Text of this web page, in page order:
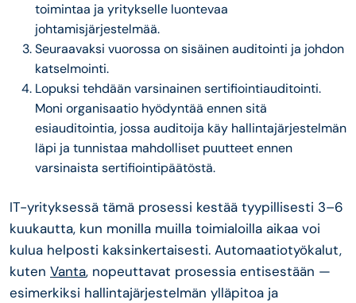
toimintaa ja yritykselle luontevaa
johtamisjärjestelmää.
Seuraavaksi vuorossa on sisäinen auditointi ja johdon
katselmointi.
Lopuksi tehdään varsinainen sertifiointiauditointi.
Moni organisaatio hyödyntää ennen sitä
esiauditointia, jossa auditoija käy hallintajärjestelmän
läpi ja tunnistaa mahdolliset puutteet ennen
varsinaista sertifiointipäätöstä.
IT-yrityksessä tämä prosessi kestää tyypillisesti 3–6
kuukautta, kun monilla muilla toimialoilla aikaa voi
kulua helposti kaksinkertaisesti. Automaatiotyökalut,
kuten Vanta, nopeuttavat prosessia entisestään —
esimerkiksi hallintajärjestelmän ylläpitoa ja